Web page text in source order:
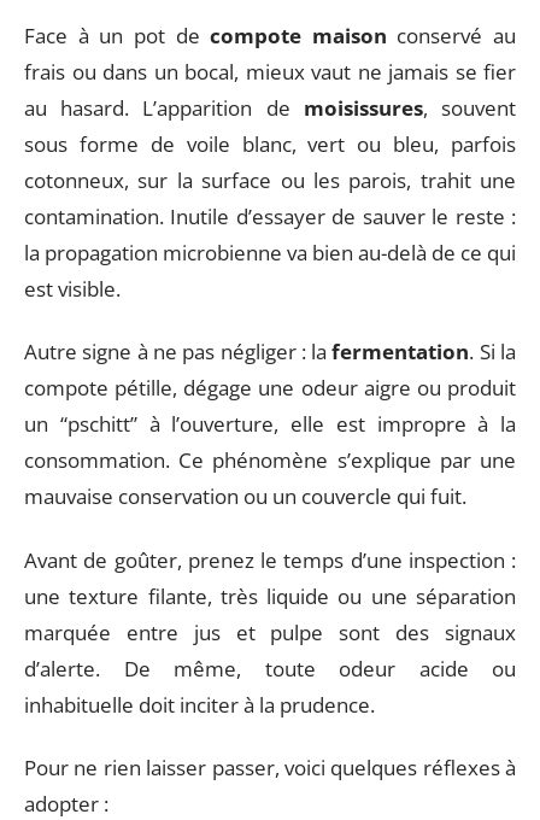
Face à un pot decompote maison conservé au
frais ou dans un bocal, mieux vaut ne jamais se fier
au hasard. L’apparition de moisissures, souvent
sous forme de voile blanc, vert ou bleu, parfois
cotonneux, sur la surface ou les parois, trahit une
contamination. Inutile d’essayer de sauver le reste :
la propagation microbienne va bien au-delà de ce qui
est visible.
Autre signe à ne pas négliger : lafermentation. Si la
compote pétille, dégage une odeur aigre ou produit
un “pschitt” à l’ouverture, elle est impropre à la
consommation. Ce phénomène s’explique par une
mauvaise conservation ou un couvercle qui fuit.
Avant de goûter, prenez le temps d’une inspection :
une texture filante, très liquide ou une séparation
marquée entre jus et pulpe sont des signaux
d’alerte. De même, toute odeur acide ou
inhabituelle doit inciter à la prudence.
Pour ne rien laisser passer, voici quelques réflexes à
adopter :